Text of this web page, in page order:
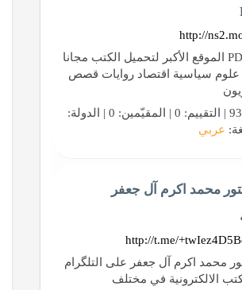
http://
مصورات PDF الموقع الأكبر لتحميل الكتب مجانا
علوم سياسية اقتصاد روايات قصص
عربي
محمد اكرم آل جعفر
http://t.me/
محمد اكرم آل جعفر على التلگرام
الالكترونية في مختلف